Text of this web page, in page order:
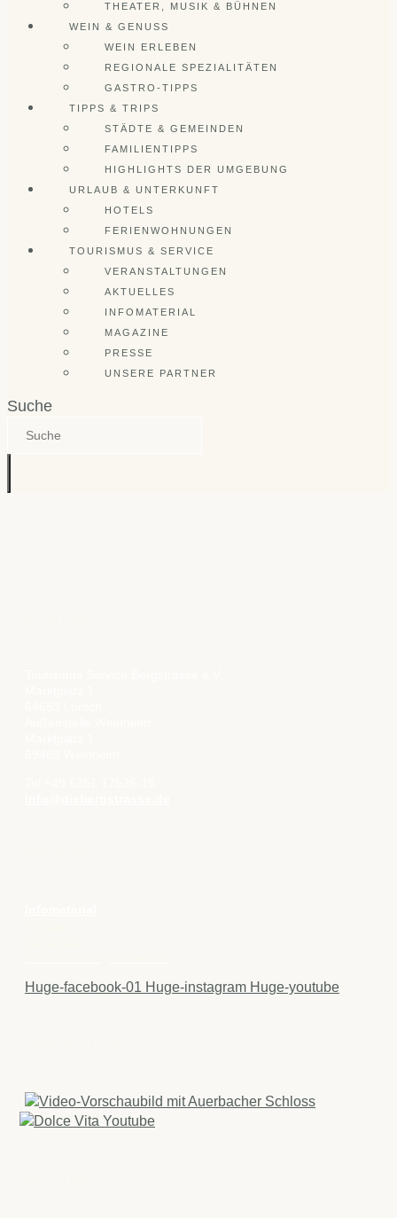
THEATER, MUSIK & BÜHNEN
WEIN & GENUSS
WEIN ERLEBEN
REGIONALE SPEZIALITÄTEN
GASTRO-TIPPS
TIPPS & TRIPS
STÄDTE & GEMEINDEN
FAMILIENTIPPS
HIGHLIGHTS DER UMGEBUNG
URLAUB & UNTERKUNFT
HOTELS
FERIENWOHNUNGEN
TOURISMUS & SERVICE
VERANSTALTUNGEN
AKTUELLES
INFOMATERIAL
MAGAZINE
PRESSE
UNSERE PARTNER
Suche
Huge-facebook-01 Huge-instagram Huge-youtube